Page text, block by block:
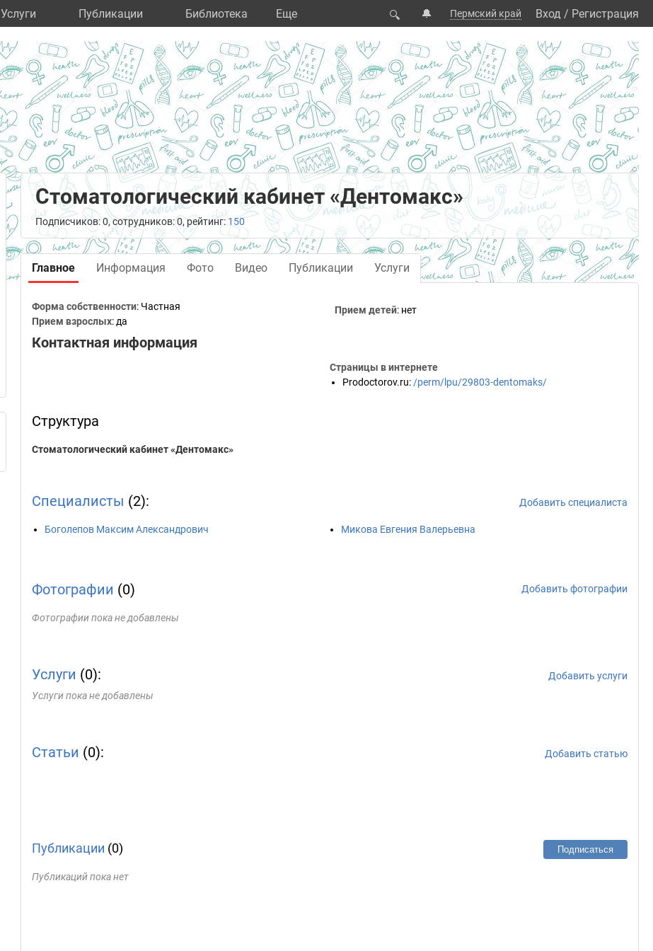
Услуги Публикации Библиотека Eще 🔍 🔔 Пермский край Вход / Регистрация
Стоматологический кабинет «Дентомакс»
Подписчиков: 0, сотрудников: 0, рейтинг: 150
Главное Информация Фото Видео Публикации Услуги
Форма собственности: Частная
Прием взрослых: да
Прием детей: нет
Контактная информация
Страницы в интернете
Prodoctorov.ru: /perm/lpu/29803-dentomaks/
Структура
Стоматологический кабинет «Дентомакс»
Специалисты (2): Добавить специалиста
Боголепов Максим Александрович Микова Евгения Валерьевна
Фотографии (0) Добавить фотографии
Фотографии пока не добавлены
Услуги (0):
Добавить услуги
Услуги пока не добавлены
Статьи (0): Добавить статью
Публикации (0) Подписаться
Публикаций пока нет